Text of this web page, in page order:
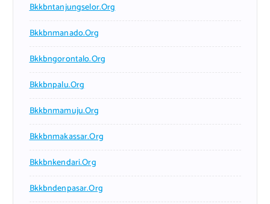
Bkkbntanjungselor.org
Bkkbnmanado.org
Bkkbngorontalo.org
Bkkbnpalu.org
Bkkbnmamuju.org
Bkkbnmakassar.org
Bkkbnkendari.org
Bkkbndenpasar.org